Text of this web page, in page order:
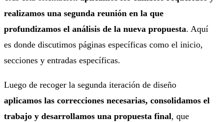
realizamos una segunda reunión en la que
profundizamos el análisis de la nueva propuesta. Aquí
es donde discutimos páginas específicas como el inicio,
secciones y entradas específicas.
Luego de recoger la segunda iteración de diseño
aplicamos las correcciones necesarias, consolidamos el
trabajo y desarrollamos una propuesta final, que